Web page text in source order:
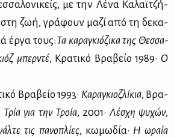
με την Λέ­να Κα­λαϊ­τζή-
στη ζωή, γρά­φουν μα­ζί από τη δε­κα­
έρ­γα τους:Τα κα­ρα­γκιό­ζι­κα της Θεσ­σα­
μπερ­ντέ, Κρα­τι­κό Βρα­βείο 1989· Ο
Βρα­βείο 1993· Κα­ρα­γκιοζ­λί­κια, Βρα­
Τρία για την Τροία, 2001· Λέ­σχη ψυ­χών,
τις πα­νο­πλί­ες, κω­μω­δία· Η ωραία